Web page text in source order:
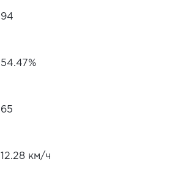
94
54.47%
65
12.28 км/ч